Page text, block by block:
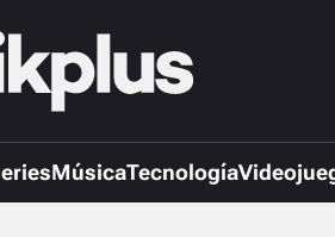
MúsicaTecnología